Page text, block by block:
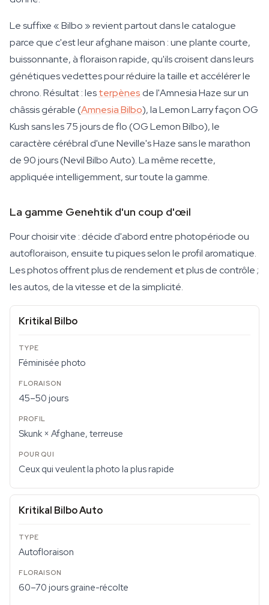
Le suffixe « Bilbo » revient partout dans le catalogue
parce que c'est leur afghane maison : une plante courte,
buissonnante, à floraison rapide, qu'ils croisent dans leurs
génétiques vedettes pour réduire la taille et accélérer le
chrono. Résultat : lesterpènes de l'Amnesia Haze sur un
châssis gérable (Amnesia Bilbo), la Lemon Larry façon OG
Kush sans les 75 jours de flo (OG Lemon Bilbo), le
caractère cérébral d'une Neville's Haze sans le marathon
de 90 jours (Nevil Bilbo Auto). La même recette,
appliquée intelligemment, sur toute la gamme.
La gamme Genehtik d'un coup d'œil
Pour choisir vite : décide d'abord entre photopériode ou
autofloraison, ensuite tu piques selon le profil aromatique.
Les photos offrent plus de rendement et plus de contrôle ;
les autos, de la vitesse et de la simplicité.
Kritikal Bilbo
Féminisée photo
45–50 jours
Skunk × Afghane, terreuse
Ceux qui veulent la photo la plus rapide
Kritikal Bilbo Auto
Autofloraison
60–70 jours graine-récolte